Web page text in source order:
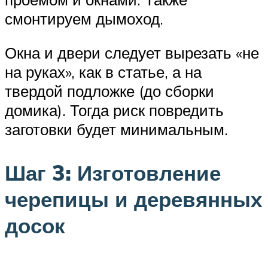
смонтируем дымоход.
Окна и двери следует вырезать «не
на руках», как в статье, а на
твердой подложке (до сборки
домика). Тогда риск повредить
заготовки будет минимальным.
Шаг 3: Изготовление
черепицы и деревянных
досок